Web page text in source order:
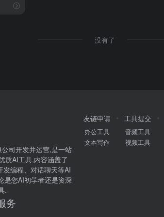
没有了
司开发并运营,是一站
质AI工具,内容涵盖了
编程、对话聊天等AI
是您AI初学者还是资深
.
务
友链申请
办公工具
文本写作
工具提交
音频工具
视频工具